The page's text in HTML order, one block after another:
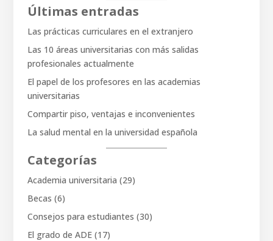
Últimas entradas
Las prácticas curriculares en el extranjero
Las 10 áreas universitarias con más salidas
profesionales actualmente
El papel de los profesores en las academias
universitarias
Compartir piso, ventajas e inconvenientes
La salud mental en la universidad española
Categorías
Academia universitaria (29)
Becas (6)
Consejos para estudiantes (30)
El grado de ADE(17)